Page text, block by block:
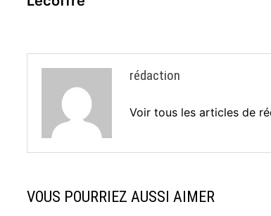
rédaction
Voir tous les articles de
VOUS POURRIEZ AUSSI AIMER